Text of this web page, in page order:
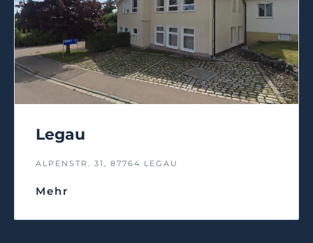
Legau
ALPENSTR. 31, 87764 LEGAU
Mehr